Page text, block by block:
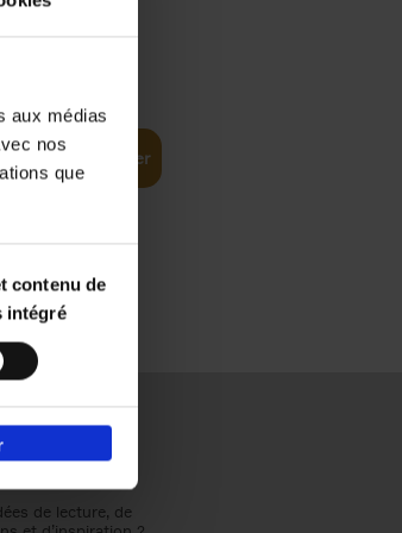
aux médias
nos
que
contenu de
intégré
Ajouter au panier
de lecture, de